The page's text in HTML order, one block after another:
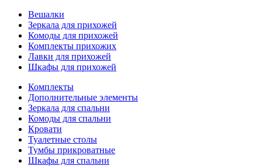
Вешалки
Зеркала для прихожей
Комоды для прихожей
Комплекты прихожих
Лавки для прихожей
Шкафы для прихожей
Комплекты
Дополнительные элементы
Зеркала для спальни
Комоды для спальни
Кровати
Туалетные столы
Тумбы прикроватные
Шкафы для спальни